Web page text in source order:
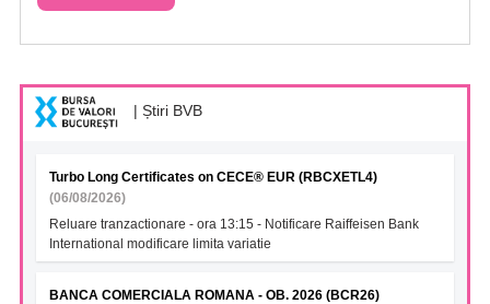
| Știri BVB
Turbo Long Certificates on CECE® EUR (RBCXETL4)
(06/08/2026)
Reluare tranzactionare - ora 13:15 - Notificare Raiffeisen Bank
International modificare limita variatie
BANCA COMERCIALA ROMANA - OB. 2026 (BCR26)